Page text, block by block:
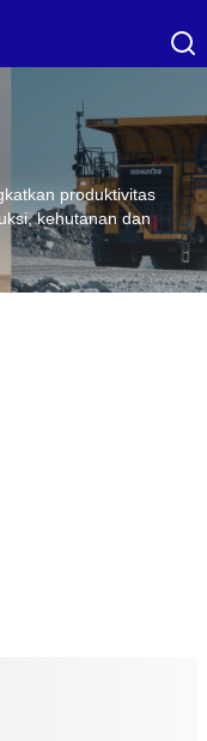
produktivitas
kehutanan dan